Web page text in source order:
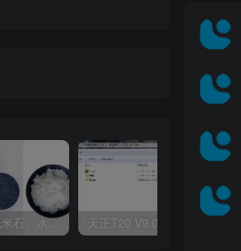
水洗石、洗米石、水刷石、水磨石、胶粘石傻傻分不清楚